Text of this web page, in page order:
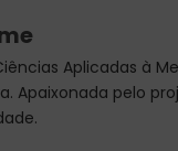
Aplicadas à
Apaixonada pelo